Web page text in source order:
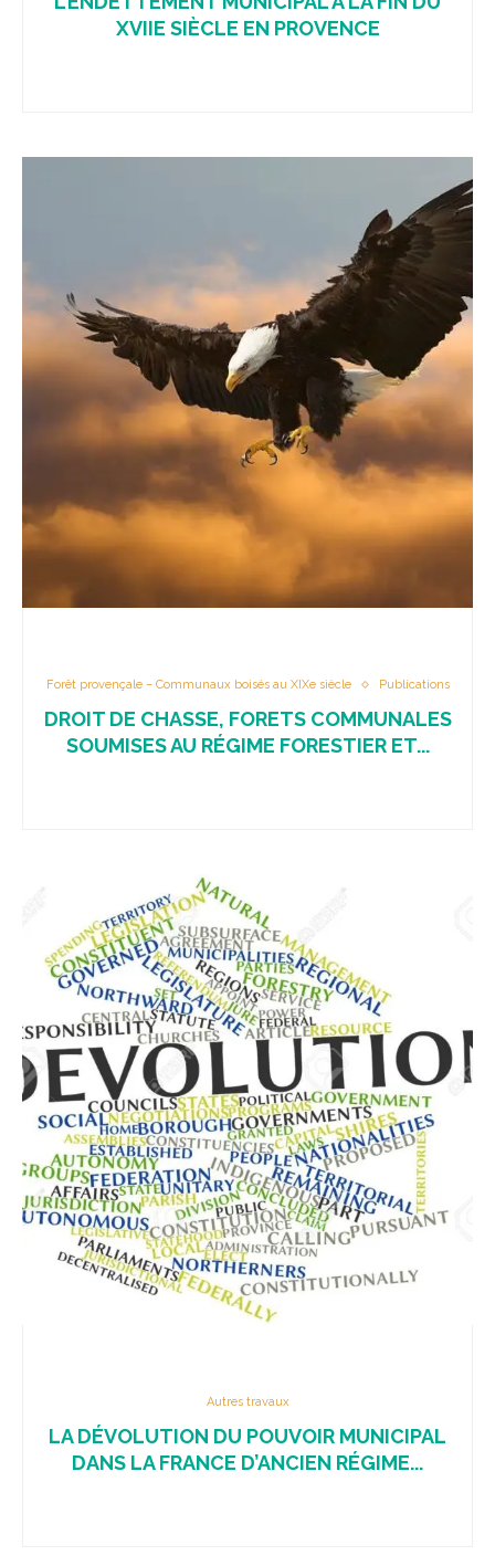
XVIIE SIÈCLE EN PROVENCE
Forêt provençale – Communaux boisés au XIXe siècle Publications
DROIT DE CHASSE, FORETS COMMUNALES
SOUMISES AU RÉGIME FORESTIER ET...
Autres travaux
LA DÉVOLUTION DU POUVOIR MUNICIPAL
DANS LA FRANCE D’ANCIEN RÉGIME...